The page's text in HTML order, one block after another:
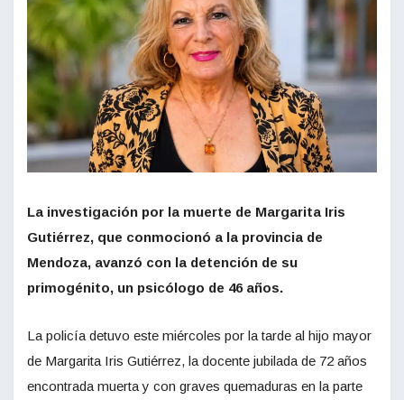
La investigación por la muerte de Margarita Iris
Gutiérrez, que conmocionó a la provincia de
Mendoza, avanzó con la detención de su
primogénito, un psicólogo de 46 años.
La policía detuvo este miércoles por la tarde al hijo mayor
de Margarita Iris Gutiérrez, la docente jubilada de 72 años
encontrada muerta y con graves quemaduras en la parte